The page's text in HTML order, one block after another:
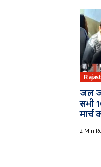
जल
सभी
मार्च
2 Min